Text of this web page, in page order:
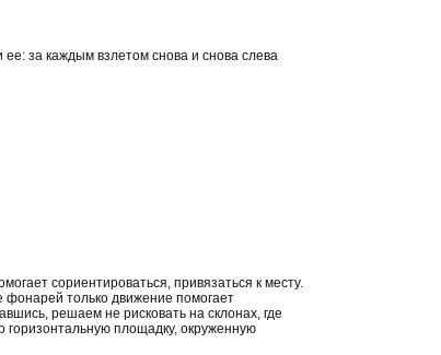
за каждым взлетом снова и снова слева
сориентироваться, привязаться к месту.
только движение помогает
решаем не рисковать на склонах, где
горизонтальную площадку, окруженную